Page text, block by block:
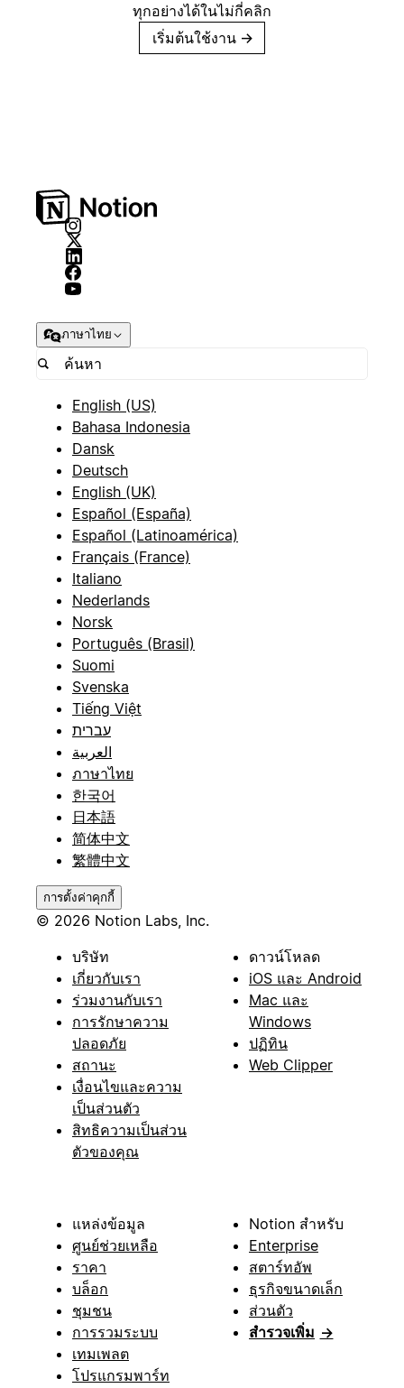
ทุกอย่างได้ในไม่กี่คลิก
เริ่มต้นใช้งาน →
ภาษาไทย
English (US)
Bahasa Indonesia
Dansk
Deutsch
English (UK)
Español (España)
Español (Latinoamérica)
Français (France)
Italiano
Nederlands
Norsk
Português (Brasil)
Suomi
Svenska
Tiếng Việt
עברית
العربية
ภาษาไทย
한국어
日本語
简体中文
繁體中文
การตั้งค่าคุกกี้
© 2026 Notion Labs, Inc.
บริษัท
เกี่ยวกับเรา
ร่วมงานกับเรา
การรักษาความ
ปลอดภัย
สถานะ
เงื่อนไขและความ
เป็นส่วนตัว
สิทธิความเป็นส่วน
ตัวของคุณ
ดาวน์โหลด
iOS และ Android
Mac และ
Windows
ปฏิทิน
Web Clipper
แหล่งข้อมูล
ศูนย์ช่วยเหลือ
ราคา
บล็อก
ชุมชน
การรวมระบบ
เทมเพลต
โปรแกรมพาร์ท
Notion สำหรับ
Enterprise
สตาร์ทอัพ
ธุรกิจขนาดเล็ก
ส่วนตัว
สำรวจเพิ่ม →